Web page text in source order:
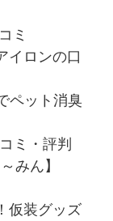
ミ
イロンの口
ペット消臭
ミ・評判
みん】
仮装グッズ